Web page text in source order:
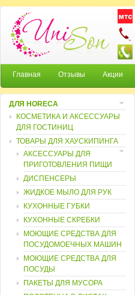
Главная Отзывы Акции
ДЛЯ HORECA
КОСМЕТИКА И АКСЕССУАРЫ
ДЛЯ ГОСТИНИЦ
ТОВАРЫ ДЛЯ ХАУСКИПИНГА
АКСЕССУАРЫ ДЛЯ
ПРИГОТОВЛЕНИЯ ПИЩИ
ДИСПЕНСЕРЫ
ЖИДКОЕ МЫЛО ДЛЯ РУК
КУХОННЫЕ ГУБКИ
КУХОННЫЕ СКРЕБКИ
МОЮЩИЕ СРЕДСТВА ДЛЯ
ПОСУДОМОЕЧНЫХ МАШИН
МОЮЩИЕ СРЕДСТВА ДЛЯ
ПОСУДЫ
ПАКЕТЫ ДЛЯ МУСОРА